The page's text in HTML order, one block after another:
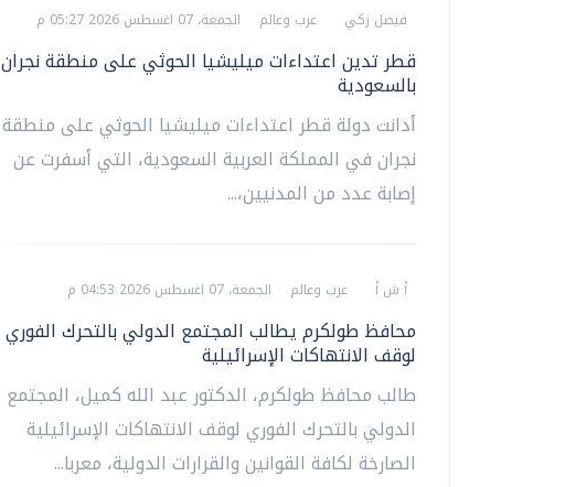
فيصل زكي عرب وعالم الجمعة، 07 اغسطس 2026 05:27 م
قطر تدين اعتداءات ميليشيا الحوثي على منطقة نجران
بالسعودية
أدانت دولة قطر اعتداءات ميليشيا الحوثي على منطقة
نجران في المملكة العربية السعودية، التي أسفرت عن
إصابة عدد من المدنيين،...
أ ش أ عرب وعالم الجمعة، 07 اغسطس 2026 04:53 م
محافظ طولكرم يطالب المجتمع الدولي بالتحرك الفوري
لوقف الانتهاكات الإسرائيلية
طالب محافظ طولكرم، الدكتور عبد الله كميل، المجتمع
الدولي بالتحرك الفوري لوقف الانتهاكات الإسرائيلية
الصارخة لكافة القوانين والقرارات الدولية، معربا...